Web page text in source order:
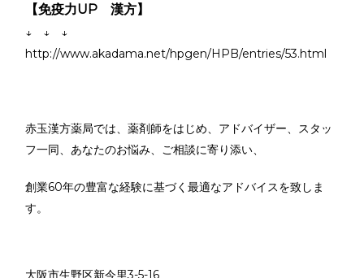
【免疫力UP 漢方】
↓ ↓ ↓
http://www.akadama.net/hpgen/HPB/entries/53.html
赤玉漢方薬局では、薬剤師をはじめ、アドバイザー、スタッ
フ一同、あなたのお悩み、ご相談に寄り添い、
創業60年の豊富な経験に基づく最適なアドバイスを致しま
す。
大阪市生野区新今里3-5-16